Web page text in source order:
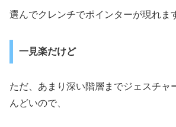
選んでクレンチでポインターが現れま
一見楽だけど
ただ、あまり深い階層までジェスチャ
んどいので、